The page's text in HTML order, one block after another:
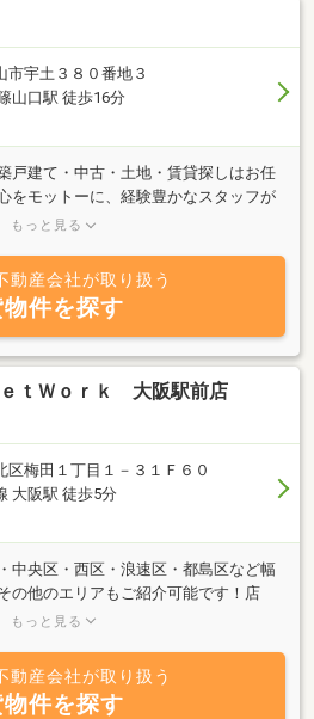
市宇土３８０番地３
山口駅 徒歩16分
戸建て・中古・土地・賃貸探しはお任
をモットーに、経験豊かなスタッフが
、お客様のご来店をお待ちしておりま
ただきますので、お気軽に何でもご相
もっと見る
動産会社が取り扱う
件を探す
ｔＷｏｒｋ 大阪駅前店
区梅田１丁目１－３１Ｆ６０
大阪駅 徒歩5分
中央区・西区・浪速区・都島区など幅
の他のエリアもご紹介可能です！店
宅サービスFC大阪駅前店へ！仲介だけ
もっと見る
動産会社が取り扱う
件を探す